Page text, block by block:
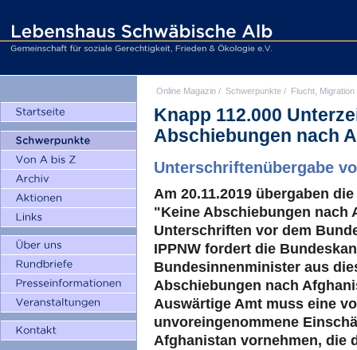
Online Magazin / Schwerpunkte / Flucht, Migration
Knapp 112.000
Abschiebungen nach
Unterschriftenübergabe
Am 20.11.2019 übergaben
"Keine Abschiebungen nach
Unterschriften vor dem
IPPNW fordert die
Bundesinnenminister aus
Abschiebungen nach
Auswärtige Amt muss eine
unvoreingenommene
Afghanistan vornehmen, die